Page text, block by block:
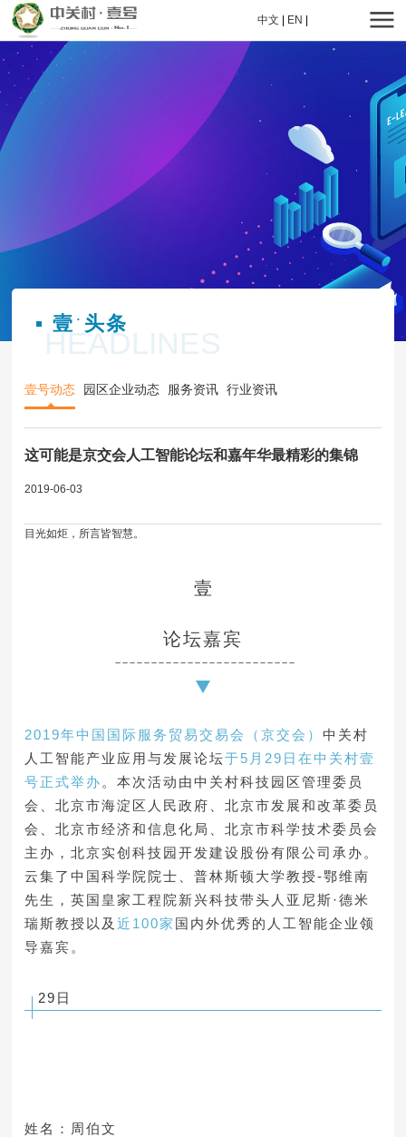
中文 EN
HEADLINES
壹 · 头条
壹号动态 园区企业动态 服务资讯 行业资讯
这可能是京交会人工智能论坛和嘉年华最精彩的集锦
2019-06-03
目光如炬，所言皆智慧。
壹
论坛嘉宾
－－－－－－－－－－－－－－－－－－－－－－－－－
2019年中国国际服务贸易交易会（京交会） 中关村
人工智能产业应用与发展论坛于5月29日在中关村壹
号正式举办 。本次活动由中关村科技园区管理委员
会、北京市海淀区人民政府、北京市发展和改革委员
会、北京市经济和信息化局、北京市科学技术委员会
主办，北京实创科技园开发建设股份有限公司承办。
云集了中国科学院院士、普林斯顿大学教授-鄂维南
先生，英国皇家工程院新兴科技带头人亚尼斯·德米
瑞斯教授以及 近100家 国内外优秀的人工智能企业领
导嘉宾。
29日
姓名：周伯文